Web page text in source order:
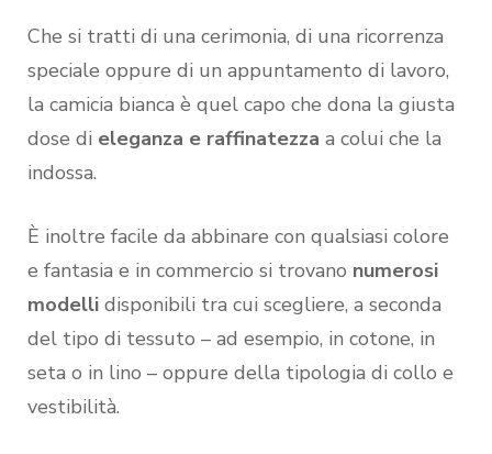
Che si tratti di una cerimonia, di una ricorrenza
speciale oppure di un appuntamento di lavoro,
la camicia bianca è quel capo che dona la giusta
dose di eleganza e raffinatezza a colui che la
indossa.
È inoltre facile da abbinare con qualsiasi colore
e fantasia e in commercio si trovano numerosi
modelli disponibili tra cui scegliere, a seconda
del tipo di tessuto – ad esempio, in cotone, in
seta o in lino – oppure della tipologia di collo e
vestibilità.